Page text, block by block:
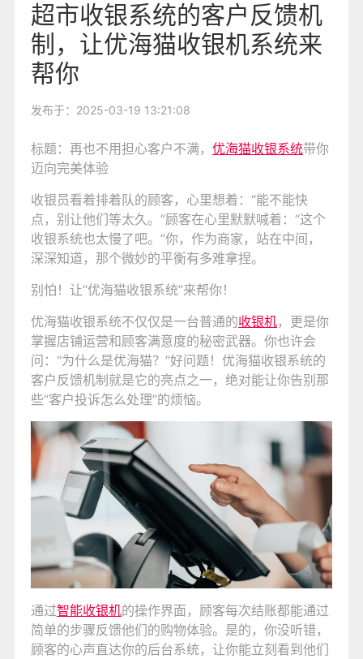
超市收银系统的客户反馈机
制，让优海猫收银机系统来
帮你
发布于：2025-03-19 13:21:08
标题：再也不用担心客户不满， 优海猫收银系统带你
迈向完美体验
收银员看着排着队的顾客，心里想着：“能不能快
点，别让他们等太久。”顾客在心里默默喊着：“这个
收银系统也太慢了吧。”你，作为商家，站在中间，
深深知道，那个微妙的平衡有多难拿捏。
别怕！让“优海猫收银系统”来帮你！
优海猫收银系统不仅仅是一台普通的收银机，更是你
掌握店铺运营和顾客满意度的秘密武器。你也许会
问：“为什么是优海猫？”好问题！优海猫收银系统的
客户反馈机制就是它的亮点之一，绝对能让你告别那
些“客户投诉怎么处理”的烦恼。
通过智能收银机的操作界面，顾客每次结账都能通过
简单的步骤反馈他们的购物体验。是的，你没听错，
顾客的心声直达你的后台系统，让你能立刻看到他们